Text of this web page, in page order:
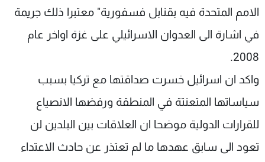
الامم المتحدة فيه بقنابل فسفورية" معتبرا ذلك جريمة
في اشارة الى العدوان الاسرائيلي على غزة اواخر عام
2008.
واكد ان اسرائيل خسرت صداقتها مع تركيا بسبب
سياساتها المتعنتة في المنطقة ورفضها الانصياع
للقرارات الدولية موضحا ان العلاقات بين البلدين لن
تعود الى سابق عهدها ما لم تعتذر عن حادث الاعتداء
سياسة الخصوصية